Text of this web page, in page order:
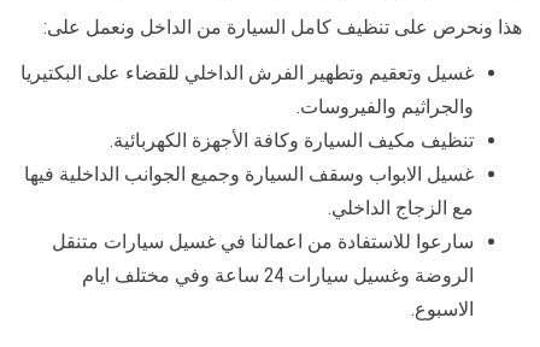
هذا ونحرص على تنظيف كامل السيارة من الداخل ونعمل على:
غسيل وتعقيم وتطهير الفرش الداخلي للقضاء على البكتيريا
والجراثيم والفيروسات.
تنظيف مكيف السيارة وكافة الأجهزة الكهربائية.
غسيل الابواب وسقف السيارة وجميع الجوانب الداخلية فيها
مع الزجاج الداخلي.
سارعوا للاستفادة من اعمالنا في غسيل سيارات متنقل
الروضة وغسيل سيارات 24 ساعة وفي مختلف ايام
الاسبوع.